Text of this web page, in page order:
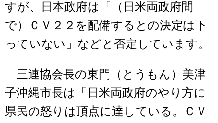
すが、日本政府は「（日米両政府間
で）ＣＶ２２を配備するとの決定は下
っていない」などと否定しています。
三連協会長の東門（とうもん）美津
子沖縄市長は「日米両政府のやり方に
県民の怒りは頂点に達している。ＣＶ